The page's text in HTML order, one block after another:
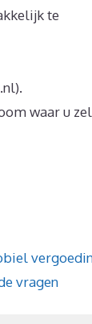
te
waar u
vragen